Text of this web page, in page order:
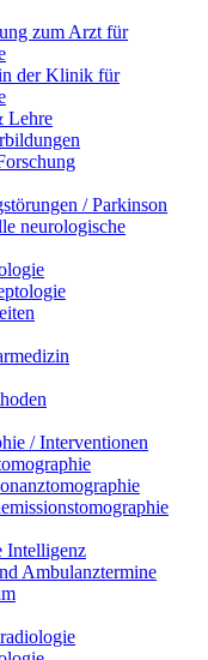
zum Arzt für
der Klinik für
Lehre
/ Parkinson
neurologische
/ Interventionen
Intelligenz
Ambulanztermine